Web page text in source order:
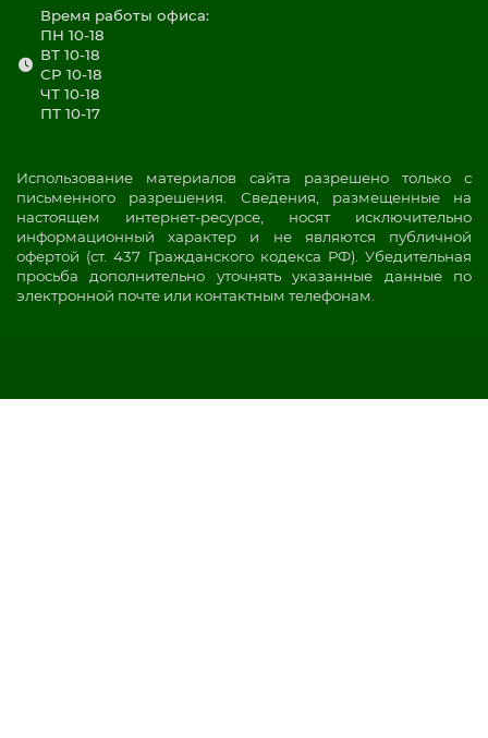
Время работы офиса:
ПН 10-18
ВТ 10-18
СР 10-18
ЧТ 10-18
ПТ 10-17
Использование материалов сайта разрешено только с
письменного разрешения. Сведения, размещенные на
настоящем интернет-ресурсе, носят исключительно
информационный характер и не являются публичной
офертой (ст. 437 Гражданского кодекса РФ). Убедительная
просьба дополнительно уточнять указанные данные по
электронной почте или контактным телефонам.